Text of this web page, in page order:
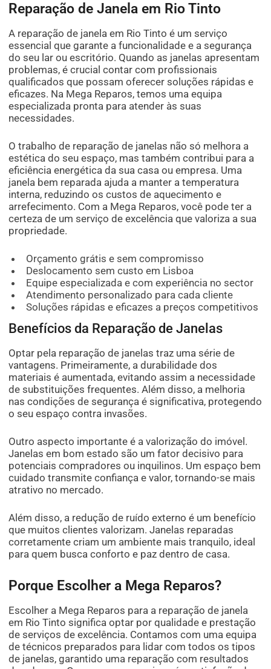
Reparação de Janela em Rio Tinto
A reparação de janela em Rio Tinto é um serviço
essencial que garante a funcionalidade e a segurança
do seu lar ou escritório. Quando as janelas apresentam
problemas, é crucial contar com profissionais
qualificados que possam oferecer soluções rápidas e
eficazes. Na Mega Reparos, temos uma equipa
especializada pronta para atender às suas
necessidades.
O trabalho de reparação de janelas não só melhora a
estética do seu espaço, mas também contribui para a
eficiência energética da sua casa ou empresa. Uma
janela bem reparada ajuda a manter a temperatura
interna, reduzindo os custos de aquecimento e
arrefecimento. Com a Mega Reparos, você pode ter a
certeza de um serviço de excelência que valoriza a sua
propriedade.
Orçamento grátis e sem compromisso
Deslocamento sem custo em Lisboa
Equipe especializada e com experiência no sector
Atendimento personalizado para cada cliente
Soluções rápidas e eficazes a preços competitivos
Benefícios da Reparação de Janelas
Optar pela reparação de janelas traz uma série de
vantagens. Primeiramente, a durabilidade dos
materiais é aumentada, evitando assim a necessidade
de substituições frequentes. Além disso, a melhoria
nas condições de segurança é significativa, protegendo
o seu espaço contra invasões.
Outro aspecto importante é a valorização do imóvel.
Janelas em bom estado são um fator decisivo para
potenciais compradores ou inquilinos. Um espaço bem
cuidado transmite confiança e valor, tornando-se mais
atrativo no mercado.
Além disso, a redução de ruído externo é um benefício
que muitos clientes valorizam. Janelas reparadas
corretamente criam um ambiente mais tranquilo, ideal
para quem busca conforto e paz dentro de casa.
Porque Escolher a Mega Reparos?
Escolher a Mega Reparos para a reparação de janela
em Rio Tinto significa optar por qualidade e prestação
de serviços de excelência. Contamos com uma equipa
de técnicos preparados para lidar com todos os tipos
de janelas, garantido uma reparação com resultados